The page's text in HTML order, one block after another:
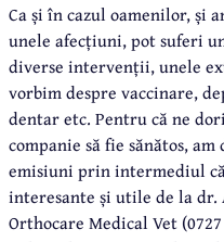
Ca și în cazul oamenilor, și
unele afecțiuni, pot suferi
diverse intervenții, unele
vorbim despre vaccinare,
dentar etc. Pentru că ne
companie să fie sănătos,
emisiuni prin intermediul
interesante și utile de la dr.
Orthocare Medical Vet